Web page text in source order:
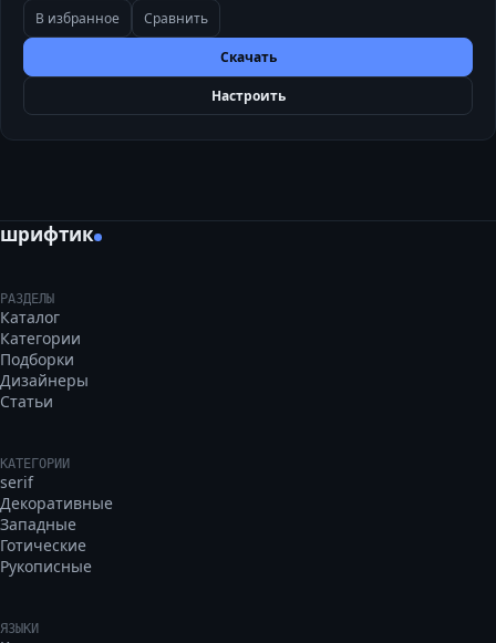
В избранное Сравнить
Скачать
Настроить
шрифтик
РАЗДЕЛЫ
Каталог
Категории
Подборки
Дизайнеры
Статьи
КАТЕГОРИИ
serif
Декоративные
Западные
Готические
Рукописные
ЯЗЫКИ